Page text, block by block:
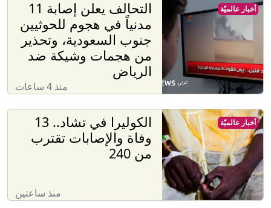
التحالف يعلن إصابة 11
مدنياً في هجوم للحوثيين
جنوب السعودية، وتحذير
من هجمات وشيكة ضد
الرياض
منذ 4 ساعات
أخبار عالميّة
الكوليرا في تشاد.. 13
وفاة والإصابات تقترب
من 240
منذ ساعتين
أخبار عالميّة